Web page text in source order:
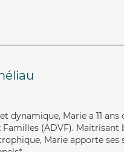
dynamique, Marie a 11
Familles (ADVF).
Marie apporte ses